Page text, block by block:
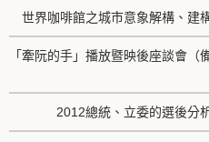
世界咖啡館之城市意象解構、建
「牽阮的手」播放暨映後座談會（
2012總統、立委的選後分